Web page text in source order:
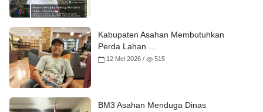
Kabupaten Asahan Membutuhkan
Perda Lahan ...
12 Mei 2026 / 515
BM3 Asahan Menduga Dinas